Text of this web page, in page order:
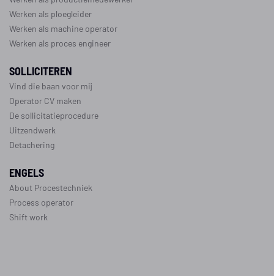
Werken als ploegleider
Werken als machine operator
Werken als proces engineer
SOLLICITEREN
Vind die baan voor mij
Operator CV maken
De sollicitatieprocedure
Uitzendwerk
Detachering
ENGELS
About Procestechniek
Process operator
Shift work